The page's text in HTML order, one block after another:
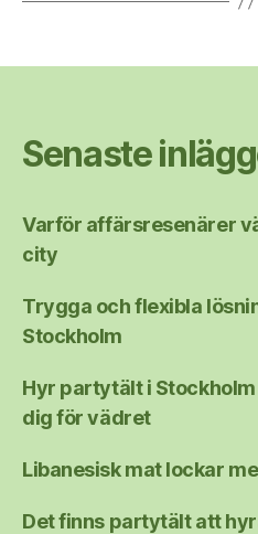
Senaste
Varför affärsresenärer
city
Trygga och flexibla
Stockholm
Hyr partytält i
dig för vädret
Libanesisk mat lockar
Det finns partytält att